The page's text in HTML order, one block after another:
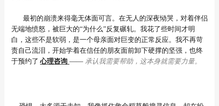
最初的崩溃来得毫无体面可言。在无人的深夜恸哭，对着伴侣
无端地愤怒，被巨大的“为什么”反复碾轧。我花了些时间才明
白，这些不是软弱，是一个母亲面对巨变的正常反应。我不再苛
责自己流泪，开始学着在信任的朋友面前卸下硬撑的坚强，也终
于预约了 心理咨询 —— 承认我需要帮助，这本身就需要力量。